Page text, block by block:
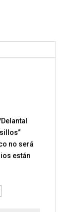
no será
están